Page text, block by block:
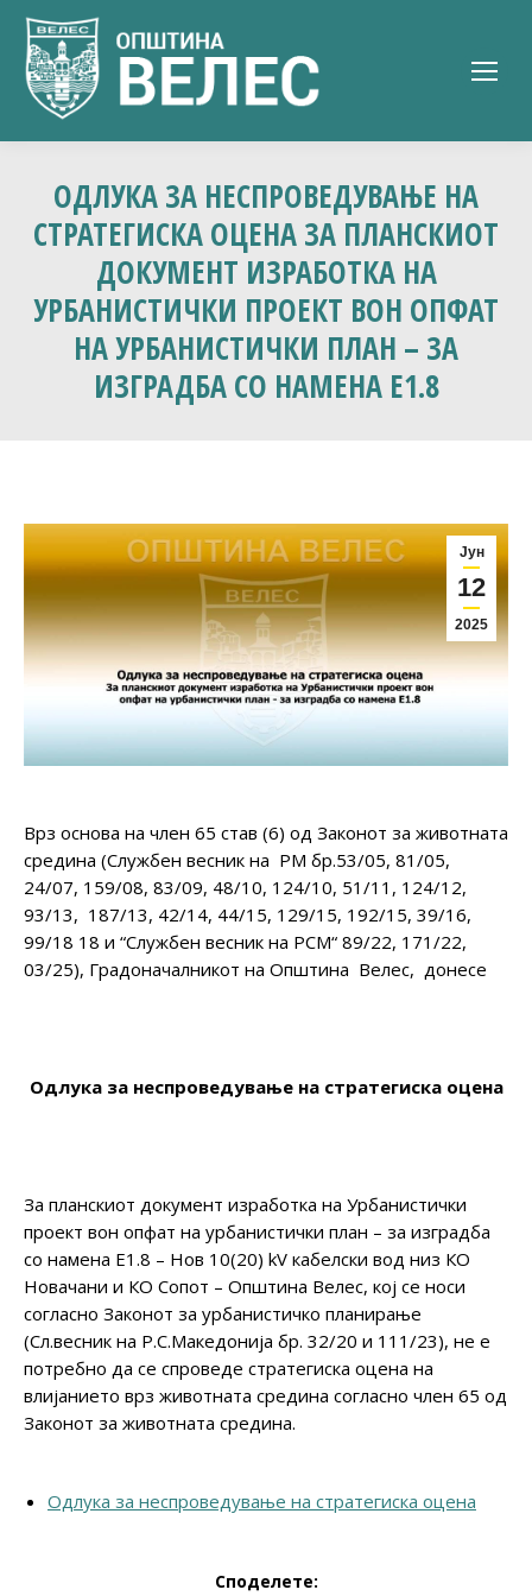
ОДЛУКА ЗА НЕСПРОВЕДУВАЊЕ НА
СТРАТЕГИСКА ОЦЕНА ЗА ПЛАНСКИОТ
ДОКУМЕНТ ИЗРАБОТКА НА
УРБАНИСТИЧКИ ПРОЕКТ ВОН ОПФАТ
НА УРБАНИСТИЧКИ ПЛАН – ЗА
ИЗГРАДБА СО НАМЕНА Е1.8
Јун
12
2025
Врз основа на член 65 став (6) од Законот за животната
средина (Службен весник на РМ бр.53/05, 81/05,
24/07, 159/08, 83/09, 48/10, 124/10, 51/11, 124/12,
93/13, 187/13, 42/14, 44/15, 129/15, 192/15, 39/16,
99/18 18 и “Службен весник на РСМ“ 89/22, 171/22,
03/25), Градоначалникот на Општина Велес, донесе
Одлука за неспроведување на стратегиска оцена
За планскиот документ изработка на Урбанистички
проект вон опфат на урбанистички план – за изградба
со намена Е1.8 – Нов 10(20) kV кабелски вод низ КО
Новачани и КО Сопот – Општина Велес, кoj се носи
согласно Законот за урбанистичко планирање
(Сл.весник на Р.С.Македонија бр. 32/20 и 111/23), не е
потребно да се спроведе стратегиска оцена на
влијанието врз животната средина согласно член 65 од
Законот за животната средина.
Одлука за неспроведување на стратегиска оцена
Споделете: